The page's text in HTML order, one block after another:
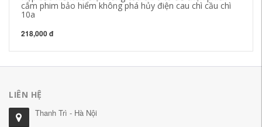
cắm phim bảo hiểm không phá hủy điện cau chì cầu chì
10a
218,000 đ
LIÊN HỆ
Thanh Trì - Hà Nội